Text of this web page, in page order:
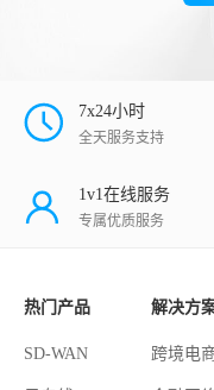
7x24小时
全天服务支持
1v1在线服务
专属优质服务
热门产品
SD-WAN
解决方
跨境电